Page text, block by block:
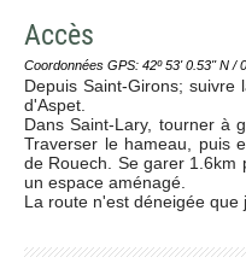
Accès
Coordonnées GPS: 42º 53' 0.53'' N /
Depuis Saint-Girons;
d'Aspet.
Dans Saint-Lary, tourner à
Traverser le hameau, puis
de Rouech. Se garer 1.6km
un espace aménagé.
La route n'est déneigée que